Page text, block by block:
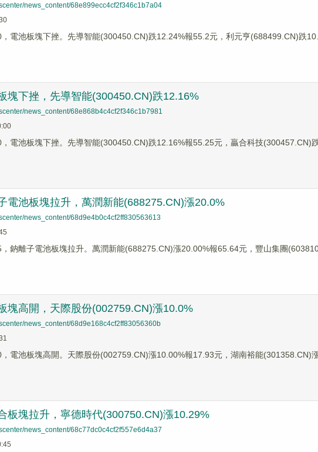
news_content/68e899ecc4cf2f346c1b7a04
電池板塊下挫。先導智能(300450.CN)跌12.24%報55.2元，利元亨(688499.CN)跌
塊下挫，先導智能(300450.CN)跌12.16%
news_content/68e868b4c4cf2f346c1b7981
電池板塊下挫。先導智能(300450.CN)跌12.16%報55.25元，贏合科技(300457.CN)
電池板塊拉升，萬潤新能(688275.CN)漲20.0%
news_content/68d9e4b0c4cf2ff830563613
鈉離子電池板塊拉升。萬潤新能(688275.CN)漲20.00%報65.64元，豐山集團
塊高開，天際股份(002759.CN)漲10.0%
news_content/68d9e168c4cf2ff83056360b
電池板塊高開。天際股份(002759.CN)漲10.00%報17.93元，湖南裕能(301358.CN)
板塊拉升，寧德時代(300750.CN)漲10.29%
news_content/68c77dc0c4cf2f557e6d4a37